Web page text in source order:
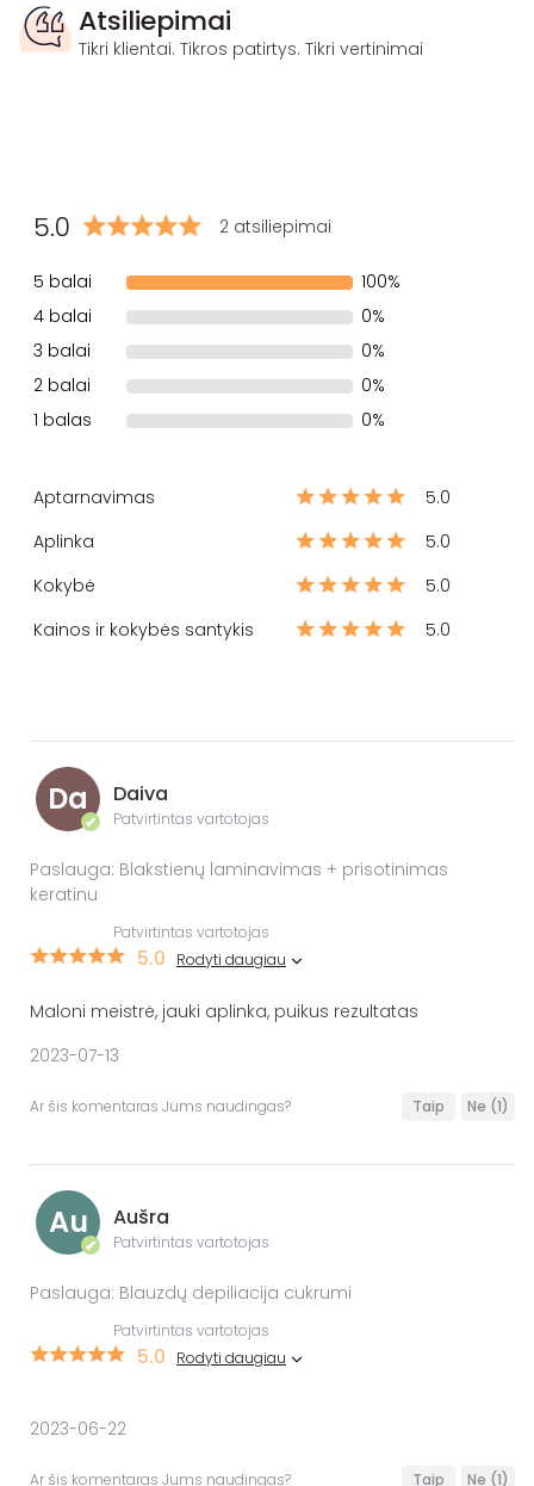
Atsiliepimai
Tikri klientai. Tikros patirtys. Tikri vertinimai
5.0 2 atsiliepimai
5 balai
100%
4 balai
0%
3 balai
0%
2 balai
0%
1 balas
0%
Aptarnavimas
5.0
Aplinka
5.0
Kokybė
5.0
Kainos ir kokybės santykis
5.0
Da
✔
Daiva
Patvirtintas vartotojas
Paslauga: Blakstienų laminavimas + prisotinimas
keratinu
Patvirtintas vartotojas
5.0 Rodyti daugiau
Maloni meistrė, jauki aplinka, puikus rezultatas
2023-07-13
Ar šis komentaras Jums naudingas? Taip Ne (1)
Au
✔
Aušra
Patvirtintas vartotojas
Paslauga: Blauzdų depiliacija cukrumi
Patvirtintas vartotojas
5.0 Rodyti daugiau
2023-06-22
Ar šis komentaras Jums naudingas? Taip Ne (1)